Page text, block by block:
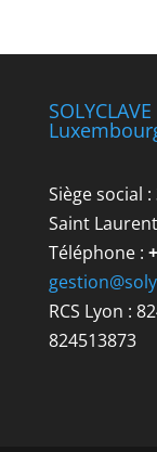
Siège social
Saint
Téléphone :
RCS Lyon :
824513873